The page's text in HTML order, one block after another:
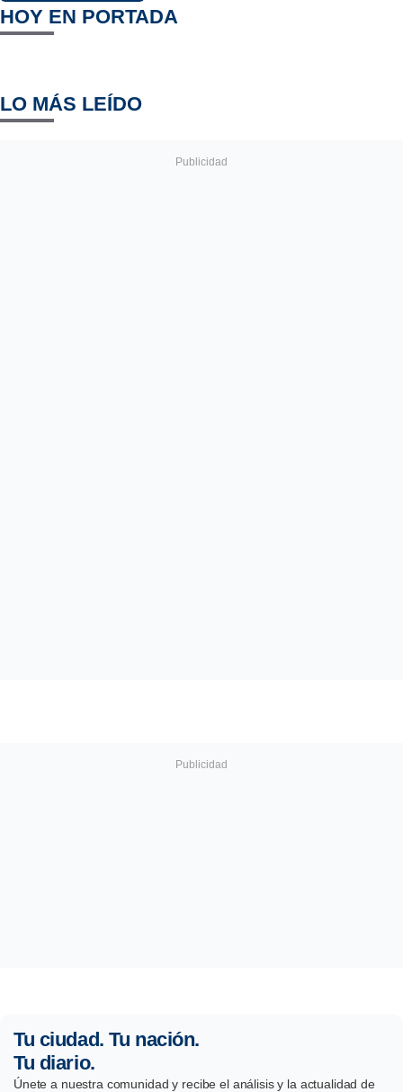
HOY EN PORTADA
LO MÁS LEÍDO
Tu ciudad. Tu nación.
Tu diario.
Únete a nuestra comunidad y recibe el análisis y la actualidad de